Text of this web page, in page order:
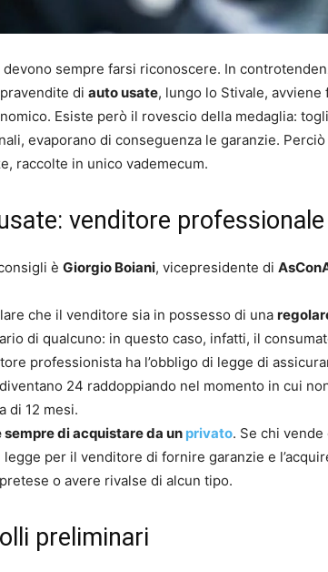
devono sempre farsi riconoscere. In
di auto usate, lungo lo Stivale,
Esiste però il rovescio della medaglia:
evaporano di conseguenza le garanzie.
raccolte in unico vademecum.
venditore
è Giorgio Boiani, vicepresidente di
che il venditore sia in possesso di una
di qualcuno: in questo caso, infatti, il
professionista ha l’obbligo di legge di
24 raddoppiando nel momento in cui
di 12 mesi.
sempre di acquistare da un privato. Se chi
per il venditore di fornire garanzie e
o avere rivalse di alcun tipo.
preliminari